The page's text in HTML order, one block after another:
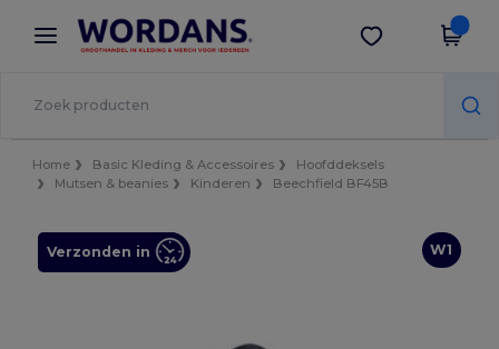
× Wordans-app
Betere prijzen in de app!
Download app
Home Basic Kleding & Accessoires
Hoofddeksels
Mutsen & beanies
Kinderen Beechfield BF45B
W1
Verzonden in